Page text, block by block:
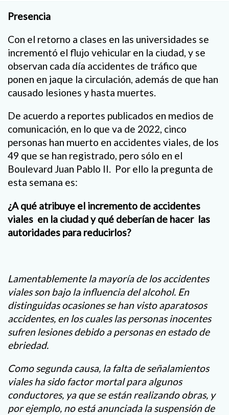
Presencia
Con el retorno a clases en las universidades se
incrementó el flujo vehicular en la ciudad, y se
observan cada día accidentes de tráfico que
ponen en jaque la circulación, además de que han
causado lesiones y hasta muertes.
De acuerdo a reportes publicados en medios de
comunicación, en lo que va de 2022, cinco
personas han muerto en accidentes viales, de los
49 que se han registrado, pero sólo en el
Boulevard Juan Pablo II. Por ello la pregunta de
esta semana es:
¿A qué atribuye el incremento de accidentes
viales en la ciudad y qué deberían de hacer las
autoridades para reducirlos?
Lamentablemente la mayoría de los accidentes
viales son bajo la influencia del alcohol. En
distinguidas ocasiones se han visto aparatosos
accidentes, en los cuales las personas inocentes
sufren lesiones debido a personas en estado de
ebriedad.
Como segunda causa, la falta de señalamientos
viales ha sido factor mortal para algunos
conductores, ya que se están realizando obras, y
por ejemplo, no está anunciada la suspensión de